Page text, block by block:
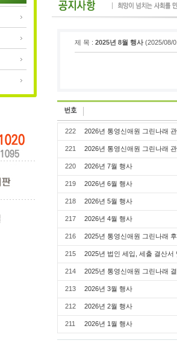
제 목 : 2025년 8월 행사 (2025/08/
222 2026년 통영신애원 그린나래
221 2026년 통영신애원 그린나래
220 2026년 7월 행사
219 2026년 6월 행사
218 2026년 5월 행사
217 2026년 4월 행사
216 2025년 통영신애원 그린나래
215 2025년 법인 세입, 세출 결산
214 2025년 통영신애원 그린나래
213 2026년 3월 행사
212 2026년 2월 행사
211 2026년 1월 행사